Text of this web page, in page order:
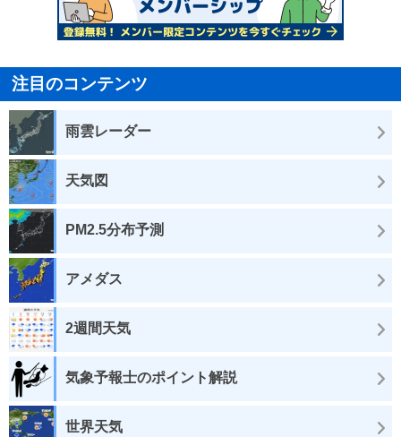
注目のコンテンツ
雨雲レーダー
天気図
PM2.5分布予測
アメダス
2週間天気
気象予報士のポイント解説
世界天気